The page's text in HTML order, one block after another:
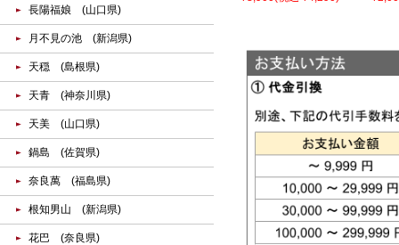
長陽福娘 (山口県)
月不見の池 (新潟県)
天穏 (島根県)
天青 (神奈川県)
天美 (山口県)
鍋島 (佐賀県)
奈良萬 (福島県)
根知男山 (新潟県)
花巴 (奈良県)